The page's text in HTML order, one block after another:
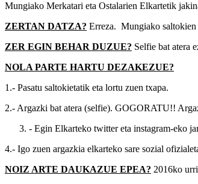
Mungiako Merkatari eta Ostalarien Elkartetik
ZERTAN DATZA? Erreza. Mungiako
ZER EGIN BEHAR DUZUE? Selfie bat atera
NOLA PARTE HARTU DEZAKEZUE?
1.- Pasatu saltokietatik eta lortu zuen txapa.
2.- Argazki bat atera (selfie). GOGORATU!!
- Egin Elkarteko twitter eta instagram-eko
4.- Igo zuen argazkia elkarteko sare sozial
NOIZ ARTE DAUKAZUE EPEA? 2016ko